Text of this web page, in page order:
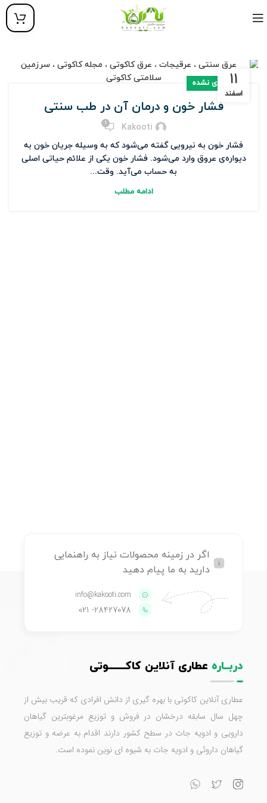
۱۱
اسفند
دسته‌بندی نشده
فشار خون و درمان آن در طب سنتی
Kakooti
1
فشار خون به نیرویی گفته می‌شود که به وسیله جریان خون به
دیواره‌ی عروق وارد می‌شود. فشار خون یکی از علائم حیاتی اصلی
به حساب می‌آید. وقت...
ادامه مطلب
اگر در زمینه محصولات نیاز به راهنمایی
دارید به ما پیام دهید
info@kakooti.com
28427078
- 021
دربــاره عطاری آنلاین کاکـــــــوتی
عطاری آنلاین کاکوتی با بهره گیری از دانش افرادی که قریب بیش از
چهل سال سابقه درخشان در فروش و توزیع مرغوبترین گیاهان
دارویی و ادویه جات در سطح کشور دارند اقدام به عرضه و توزیع
گیاهان داروئی و ادویه جات به شیوه ای نوین نموده است.